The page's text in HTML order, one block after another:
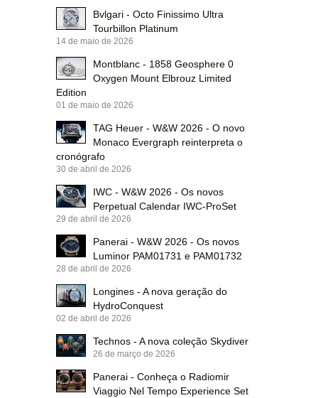
Bvlgari - Octo Finissimo Ultra
Tourbillon Platinum
14 de maio de 2026
Montblanc - 1858 Geosphere 0
Oxygen Mount Elbrouz Limited
Edition
01 de maio de 2026
TAG Heuer - W&W 2026 - O novo
Monaco Evergraph reinterpreta o
cronógrafo
30 de abril de 2026
IWC - W&W 2026 - Os novos
Perpetual Calendar IWC-ProSet
29 de abril de 2026
Panerai - W&W 2026 - Os novos
Luminor PAM01731 e PAM01732
28 de abril de 2026
Longines - A nova geração do
HydroConquest
02 de abril de 2026
Technos - A nova coleção Skydiver
26 de março de 2026
Panerai - Conheça o Radiomir
Viaggio Nel Tempo Experience Set